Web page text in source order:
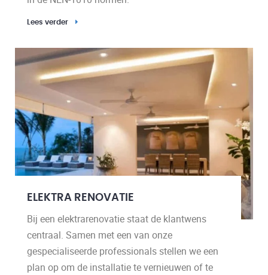
Lees verder
ELEKTRA RENOVATIE
Bij een elektrarenovatie staat de klantwens
centraal. Samen met een van onze
gespecialiseerde professionals stellen we een
plan op om de installatie te vernieuwen of te